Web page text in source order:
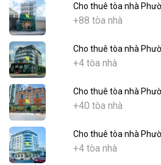
Cho thuê tòa nhà
+88 tòa nhà
Cho thuê tòa nhà
+4 tòa nhà
Cho thuê tòa nhà
+40 tòa nhà
Cho thuê tòa nhà
+4 tòa nhà